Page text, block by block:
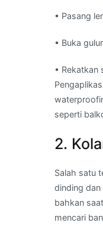
• Pasang
• Buka
• Rekatkan
seperti
2.
Salah satu
dinding
bahkan
mencari